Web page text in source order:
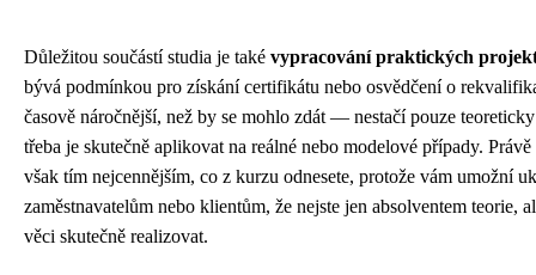
Důležitou součástí studia je také vypracování praktických
bývá podmínkou pro získání certifikátu nebo osvědčení o
časově náročnější, než by se mohlo zdát — nestačí pouze
třeba je skutečně aplikovat na reálné nebo modelové případy.
však tím nejcennějším, co z kurzu odnesete, protože vám umožní
zaměstnavatelům nebo klientům, že nejste jen absolventem teorie,
věci skutečně realizovat.